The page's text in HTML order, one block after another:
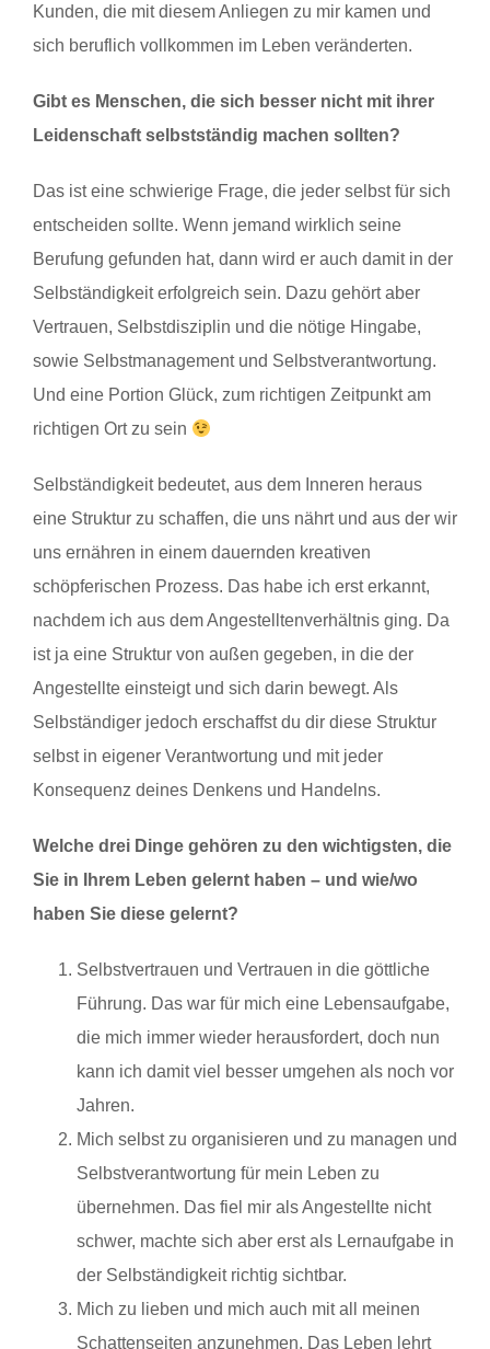
Kunden, die mit diesem Anliegen zu mir kamen und
sich beruflich vollkommen im Leben veränderten.
Gibt es Menschen, die sich besser nicht mit ihrer
Leidenschaft selbstständig machen sollten?
Das ist eine schwierige Frage, die jeder selbst für sich
entscheiden sollte. Wenn jemand wirklich seine
Berufung gefunden hat, dann wird er auch damit in der
Selbständigkeit erfolgreich sein. Dazu gehört aber
Vertrauen, Selbstdisziplin und die nötige Hingabe,
sowie Selbstmanagement und Selbstverantwortung.
Und eine Portion Glück, zum richtigen Zeitpunkt am
richtigen Ort zu sein
Selbständigkeit bedeutet, aus dem Inneren heraus
eine Struktur zu schaffen, die uns nährt und aus der wir
uns ernähren in einem dauernden kreativen
schöpferischen Prozess. Das habe ich erst erkannt,
nachdem ich aus dem Angestelltenverhältnis ging. Da
ist ja eine Struktur von außen gegeben, in die der
Angestellte einsteigt und sich darin bewegt. Als
Selbständiger jedoch erschaffst du dir diese Struktur
selbst in eigener Verantwortung und mit jeder
Konsequenz deines Denkens und Handelns.
Welche drei Dinge gehören zu den wichtigsten, die
Sie in Ihrem Leben gelernt haben – und wie/wo
haben Sie diese gelernt?
Selbstvertrauen und Vertrauen in die göttliche
Führung. Das war für mich eine Lebensaufgabe,
die mich immer wieder herausfordert, doch nun
kann ich damit viel besser umgehen als noch vor
Jahren.
Mich selbst zu organisieren und zu managen und
Selbstverantwortung für mein Leben zu
übernehmen. Das fiel mir als Angestellte nicht
schwer, machte sich aber erst als Lernaufgabe in
der Selbständigkeit richtig sichtbar.
Mich zu lieben und mich auch mit all meinen
Schattenseiten anzunehmen. Das Leben lehrt